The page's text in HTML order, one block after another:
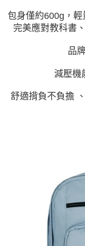
包身僅約600g，輕
完美應對教科書
品
減壓機
舒適揹負不負擔